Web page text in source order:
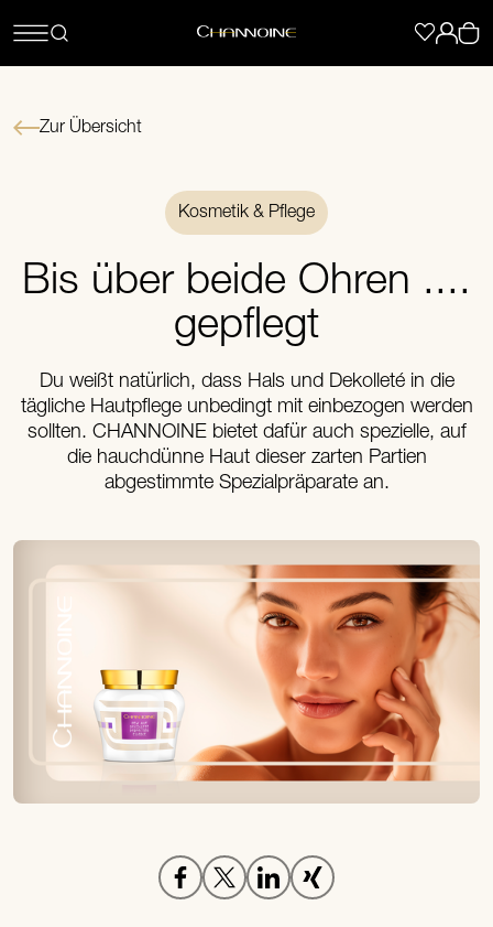
Zur Übersicht
Kosmetik & Pflege
Bis über beide Ohren ....
gepflegt
Du weißt natürlich, dass Hals und Dekolleté in die
tägliche Hautpflege unbedingt mit einbezogen werden
sollten. CHANNOINE bietet dafür auch spezielle, auf
die hauchdünne Haut dieser zarten Partien
abgestimmte Spezialpräparate an.